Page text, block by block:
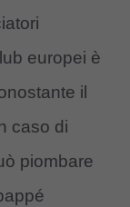
europei è
il
caso di
piombare